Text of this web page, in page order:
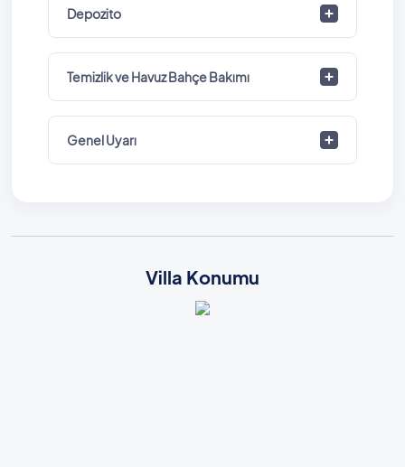
Depozito
Temizlik ve Havuz Bahçe Bakımı
Genel Uyarı
Villa Konumu